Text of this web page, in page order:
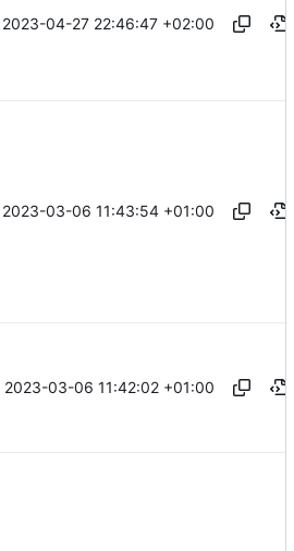
2023-04-27 22:46:47 +02:00
2023-03-06 11:43:54 +01:00
2023-03-06 11:42:02 +01:00